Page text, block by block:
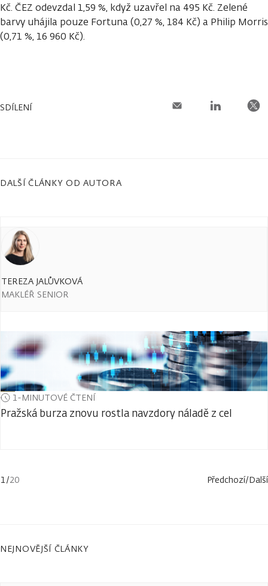
Kč. ČEZ odevzdal 1,59 %, když uzavřel na 495 Kč. Zelené
barvy uhájila pouze Fortuna (0,27 %, 184 Kč) a Philip Morris
(0,71 %, 16 960 Kč).
SDÍLENÍ
DALŠÍ ČLÁNKY OD AUTORA
TEREZA JALŮVKOVÁ
MAKLÉŘ SENIOR
1-MINUTOVÉ ČTENÍ
Pražská burza znovu rostla navzdory náladě z cel
1/20 Předchozí/Další
NEJNOVĚJŠÍ ČLÁNKY